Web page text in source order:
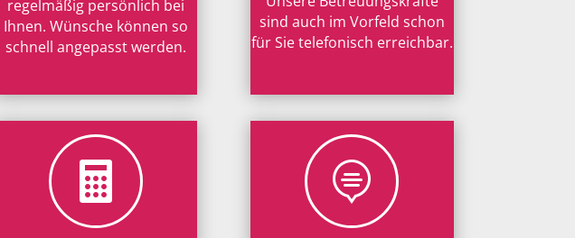
regelmäßig persönlich bei
Ihnen. Wünsche können so
schnell angepasst werden.

sind auch im Vorfeld schon
für Sie telefonisch erreichbar.
